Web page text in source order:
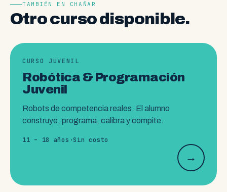
TAMBIÉN EN CHAÑAR
Otro curso disponible.
CURSO JUVENIL
Robótica & Programación
Juvenil
Robots de competencia reales. El alumno
construye, programa, calibra y compite.
11 – 18 años ·Sin costo
→